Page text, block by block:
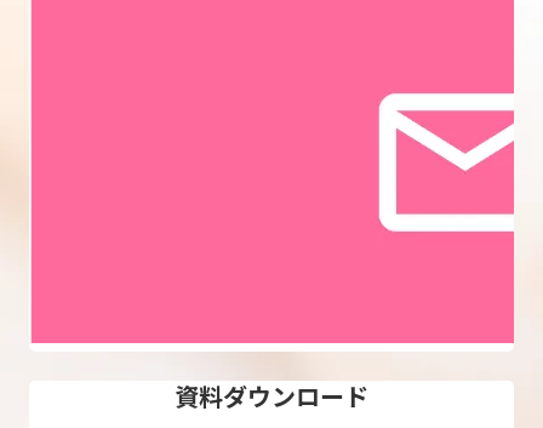
資料ダウンロード